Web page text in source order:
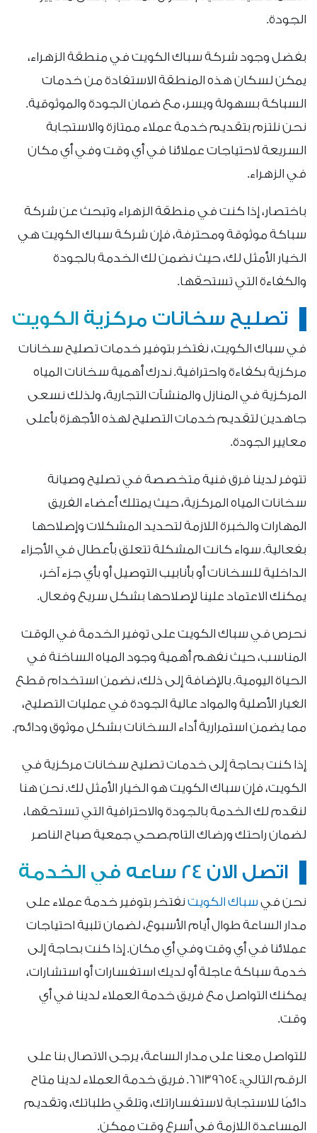
الجودة.
بفضل وجود شركة سباك الكويت في منطقة الزهراء،
يمكن لسكان هذه المنطقة الاستفادة من خدمات
السباكة بسهولة ويسر، مع ضمان الجودة والموثوقية.
نحن نلتزم بتقديم خدمة عملاء ممتازة والاستجابة
السريعة لاحتياجات عملائنا في أي وقت وفي أي مكان
في الزهراء.
باختصار، إذا كنت في منطقة الزهراء وتبحث عن شركة
سباكة موثوقة ومحترفة، فإن شركة سباك الكويت هي
الخيار الأمثل لك، حيث نضمن لك الخدمة بالجودة
والكفاءة التي تستحقها.
تصليح سخانات مركزية الكويت
في سباك الكويت، نفتخر بتوفير خدمات تصليح سخانات
مركزية بكفاءة واحترافية. ندرك أهمية سخانات المياه
المركزية في المنازل والمنشآت التجارية، ولذلك نسعى
جاهدين لتقديم خدمات التصليح لهذه الأجهزة بأعلى
معايير الجودة.
تتوفر لدينا فرق فنية متخصصة في تصليح وصيانة
سخانات المياه المركزية، حيث يمتلك أعضاء الفريق
المهارات والخبرة اللازمة لتحديد المشكلات وإصلاحها
بفعالية. سواء كانت المشكلة تتعلق بأعطال في الأجزاء
الداخلية للسخانات أو بأنابيب التوصيل أو بأي جزء آخر،
يمكنك الاعتماد علينا لإصلاحها بشكل سريع وفعال.
نحرص في سباك الكويت على توفير الخدمة في الوقت
المناسب، حيث نفهم أهمية وجود المياه الساخنة في
الحياة اليومية. بالإضافة إلى ذلك، نضمن استخدام قطع
الغيار الأصلية والمواد عالية الجودة في عمليات التصليح،
مما يضمن استمرارية أداء السخانات بشكل موثوق ودائم.
إذا كنت بحاجة إلى خدمات تصليح سخانات مركزية في
الكويت، فإن سباك الكويت هو الخيار الأمثل لك. نحن هنا
لنقدم لك الخدمة بالجودة والاحترافية التي تستحقها،
لضمان راحتك ورضاك التام.صحي جمعية صباح الناصر
اتصل الان 24 ساعه في الخدمة
نحن في سباك الكويت نفتخر بتوفير خدمة عملاء على
مدار الساعة طوال أيام الأسبوع، لضمان تلبية احتياجات
عملائنا في أي وقت وفي أي مكان. إذا كنت بحاجة إلى
خدمة سباكة عاجلة أو لديك استفسارات أو استشارات،
يمكنك التواصل مع فريق خدمة العملاء لدينا في أي
وقت.
للتواصل معنا على مدار الساعة، يرجى الاتصال بنا على
الرقم التالي: 66139654. فريق خدمة العملاء لدينا متاح
دائمًا للاستجابة لاستفساراتك، وتلقي طلباتك، وتقديم
المساعدة اللازمة في أسرع وقت ممكن.